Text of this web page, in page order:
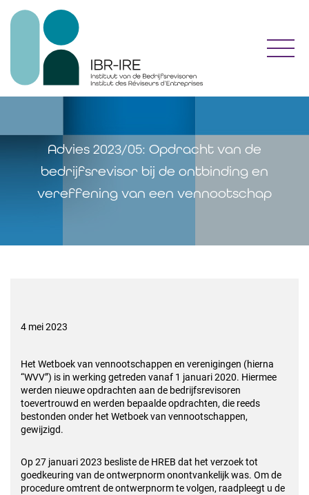
Advies 2023/05: Opdracht van de
bedrijfsrevisor bij de ontbinding en
vereffening van een vennootschap
4 mei 2023
Het Wetboek van vennootschappen en verenigingen (hierna
“WVV”) is in werking getreden vanaf 1 januari 2020. Hiermee
werden nieuwe opdrachten aan de bedrijfsrevisoren
toevertrouwd en werden bepaalde opdrachten, die reeds
bestonden onder het Wetboek van vennootschappen,
gewijzigd.
Op 27 januari 2023 besliste de HREB dat het verzoek tot
goedkeuring van de ontwerpnorm onontvankelijk was. Om de
procedure omtrent de ontwerpnorm te volgen, raadpleegt u de